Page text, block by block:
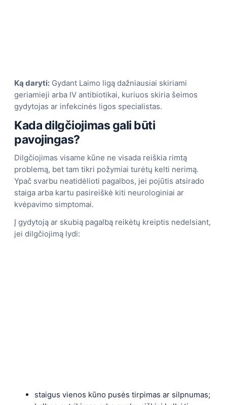
Ką daryti: Gydant Laimo ligą dažniausiai skiriami
geriamieji arba IV antibiotikai, kuriuos skiria šeimos
gydytojas ar infekcinės ligos specialistas.
Kada dilgčiojimas gali būti
pavojingas?
Dilgčiojimas visame kūne ne visada reiškia rimtą
problemą, bet tam tikri požymiai turėtų kelti nerimą.
Ypač svarbu neatidėlioti pagalbos, jei pojūtis atsirado
staiga arba kartu pasireiškė kiti neurologiniai ar
kvėpavimo simptomai.
Į gydytoją ar skubią pagalbą reikėtų kreiptis nedelsiant,
jei dilgčiojimą lydi:
staigus vienos kūno pusės tirpimas ar silpnumas;